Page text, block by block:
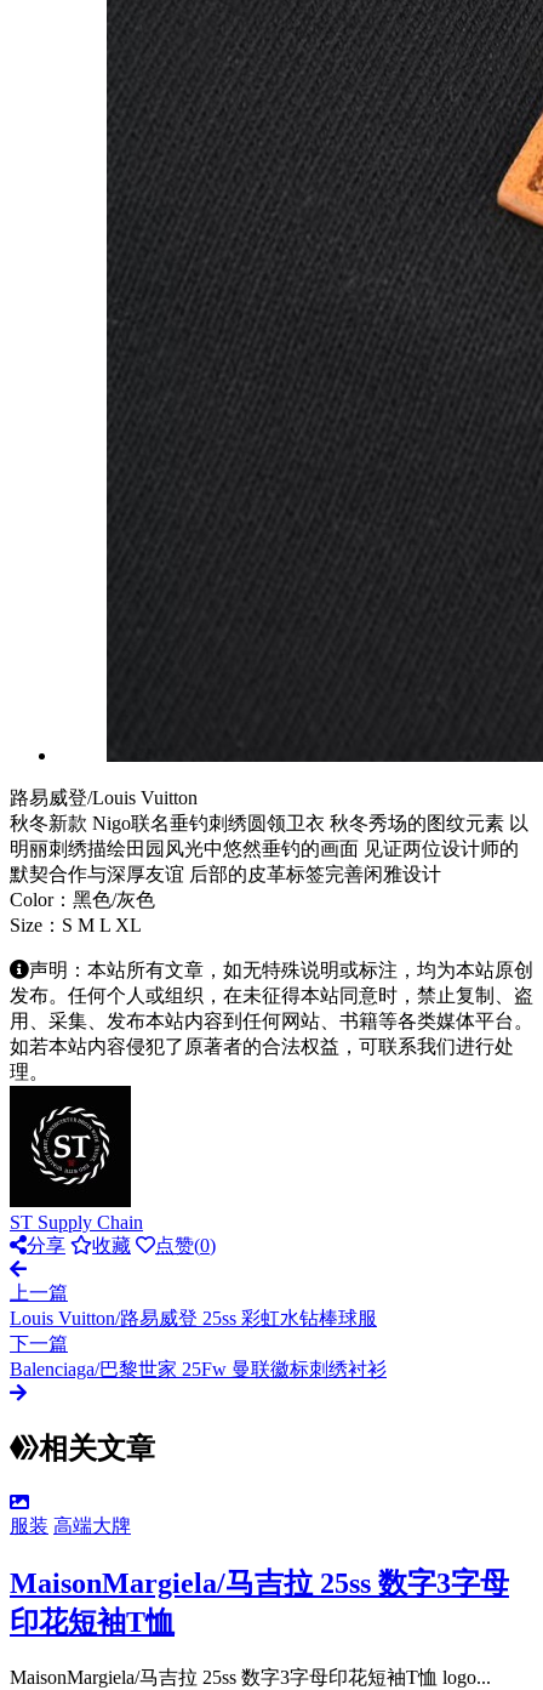
路易威登/Louis Vuitton
秋冬新款 Nigo联名垂钓刺绣圆领卫衣 秋冬秀场的图纹元素 以
明丽刺绣描绘田园风光中悠然垂钓的画面 见证两位设计师的
默契合作与深厚友谊 后部的皮革标签完善闲雅设计
Color：黑色/灰色
Size：S M L XL
声明：本站所有文章，如无特殊说明或标注，均为本站原创
发布。任何个人或组织，在未征得本站同意时，禁止复制、盗
用、采集、发布本站内容到任何网站、书籍等各类媒体平台。
如若本站内容侵犯了原著者的合法权益，可联系我们进行处
理。
ST Supply Chain
分享
收藏 点赞(0)
上一篇
Louis Vuitton/路易威登 25ss 彩虹水钻棒球服
下一篇
Balenciaga/巴黎世家 25Fw 曼联徽标刺绣衬衫
相关文章
服装 高端大牌
MaisonMargiela/马吉拉 25ss 数字3字母
印花短袖T恤
MaisonMargiela/马吉拉 25ss 数字3字母印花短袖T恤 logo...